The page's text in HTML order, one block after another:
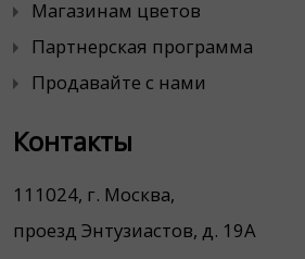
Магазинам цветов
Партнерская программа
Продавайте с нами
Контакты
111024, г. Москва,
проезд Энтузиастов, д. 19А